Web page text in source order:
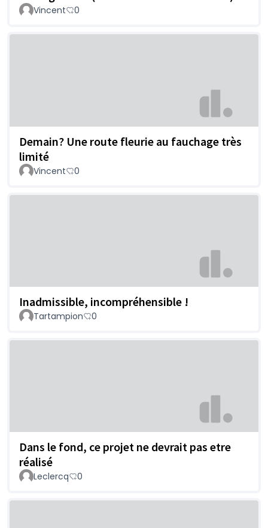
Vincent 0
Demain? Une route fleurie au fauchage très
limité
Vincent 0
Inadmissible, incompréhensible !
Tartampion 0
Dans le fond, ce projet ne devrait pas etre
réalisé
Leclercq 0